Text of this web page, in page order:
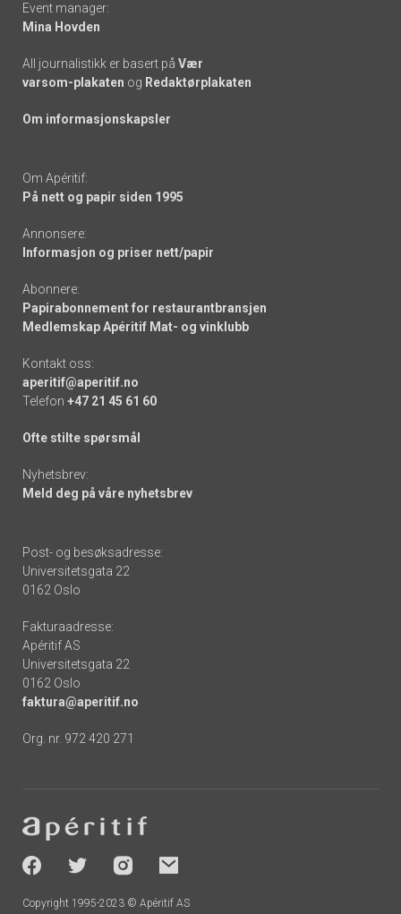
Event manager:
Mina Hovden
All journalistikk er basert på Vær
varsom-plakaten og Redaktørplakaten
Om informasjonskapsler
Om Apéritif:
På nett og papir siden 1995
Annonsere:
Informasjon og priser nett/papir
Abonnere:
Papirabonnement for restaurantbransjen
Medlemskap Apéritif Mat- og vinklubb
Kontakt oss:
aperitif@aperitif.no
Telefon +47 21 45 61 60
Ofte stilte spørsmål
Nyhetsbrev:
Meld deg på våre nyhetsbrev
Post- og besøksadresse:
Universitetsgata 22
0162 Oslo
Fakturaadresse:
Apéritif AS
Universitetsgata 22
0162 Oslo
faktura@aperitif.no
Org. nr. 972 420 271
-
socials
Copyright 1995-2023 © Apéritif AS